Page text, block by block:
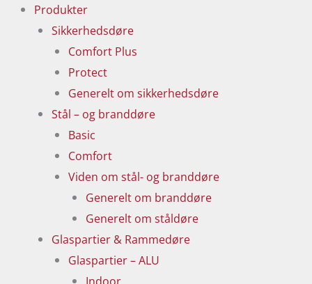
Produkter
Sikkerhedsdøre
Comfort Plus
Protect
Generelt om sikkerhedsdøre
Stål – og branddøre
Basic
Comfort
Viden om stål- og branddøre
Generelt om branddøre
Generelt om ståldøre
Glaspartier & Rammedøre
Glaspartier – ALU
Indoor